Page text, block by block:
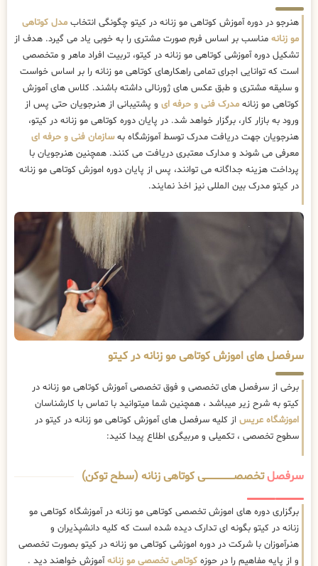
هنرجو در دوره آموزش کوتاهی مو زنانه در کیتو چگونگی انتخاب مدل کوتاهی
مو زنانه مناسب بر اساس فرم صورت مشتری را به خوبی یاد می گیرد. هدف از
تشکیل دوره آموزشی کوتاهی مو زنانه در کیتو، تربیت افراد ماهر و متخصصی
است که توانایی اجرای تمامی راهکارهای کوتاهی مو زنانه را بر اساس خواست
و سلیقه مشتری و طبق عکس های ژورنالی داشته باشند. کلاس های آموزش
کوتاهی مو زنانه مدرک فنی و حرفه ای و پشتیبانی از هنرجویان حتی پس از
ورود به بازار کار، برگزار خواهد شد. در پایان دوره کوتاهی مو زنانه در کیتو،
هنرجویان جهت دریافت مدرک توسط آموزشگاه بهسازمان فنی و حرفه ای
معرفی می شوند و مدارک معتبری دریافت می کنند. همچنین هنرجویان با
پرداخت هزینه جداگانه می توانند، پس از پایان دوره اموزش کوتاهی مو زنانه
در کیتو مدرک بین المللی نیز اخذ نمایند.
سرفصل های اموزش کوتاهی مو زنانه در کیتو
برخی از سرفصل های تخصصی و فوق تخصصی آموزش کوتاهی مو زنانه در
کیتو به شرح زیر میباشد ، همچنین شما میتوانید با تماس با کارشناسان
اموزشگاه عریس از کلیه سرفصل های آموزش کوتاهی مو زنانه در کیتو در
سطوح تخصصی ، تکمیلی و مربیگری اطلاع پیدا کنید:
سرفصلتخصصــــــــــــــــــــی کوتاهی زنانه (سطح توکن)
برگزاری دوره های اموزش تخصصی کوتاهی مو زنانه در آموزشگاه کوتاهی مو
زنانه در کیتو بگونه ای تدارک دیده شده است که کلیه دانشپذیران و
هنرآموزان با شرکت در دوره اموزشی کوتاهی مو زنانه در کیتو بصورت تخصصی
و از پایه مفاهیم را در حوزه کوتاهی تخصصی مو زنانهآموزش خواهند دید .